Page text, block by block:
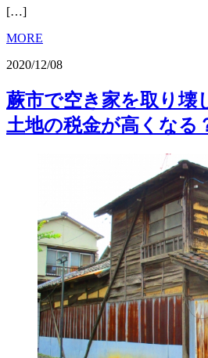
[…]
MORE
2020/12/08
蕨市で空き家を取り壊
土地の税金が高くなる